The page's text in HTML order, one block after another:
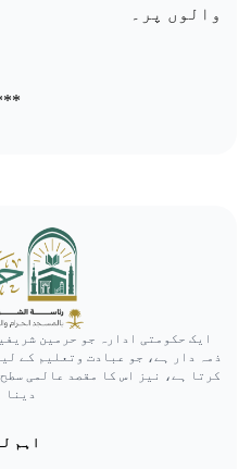
والوں پر۔
ایک حکومتی ادارہ جو حرمین
ذمہ دار ہے، جو عبادت وتعلیم کے
کرتا ہے، نیز اس کا مقصد عالمی
دینا
اہم